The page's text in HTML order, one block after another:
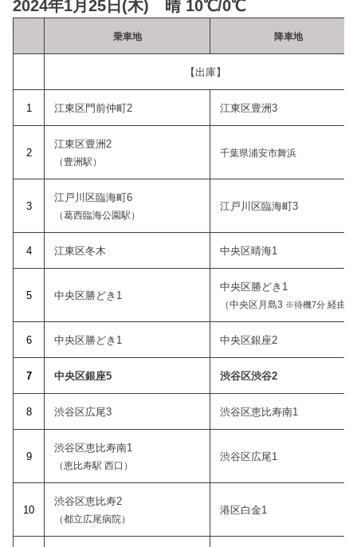
2024年1月25日(木) 晴 10℃/0℃
乗車地 降車地
【出庫】
1 江東区門前仲町2 江東区豊洲3
2
江東区豊洲2
（豊洲駅）
千葉県浦安市舞浜
3
江戸川区臨海町6
（葛西臨海公園駅）
江戸川区臨海町3
4 江東区冬木 中央区晴海1
5 中央区勝どき1
中央区勝どき1
（中央区月島3 ※待機7分経由）
6 中央区勝どき1 中央区銀座2
7 中央区銀座5 渋谷区渋谷2
8 渋谷区広尾3 渋谷区恵比寿南1
9
渋谷区恵比寿南1
（恵比寿駅 西口）
渋谷区広尾1
10
渋谷区恵比寿2
（都立広尾病院）
港区白金1